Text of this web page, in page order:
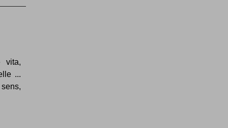
vita,
...